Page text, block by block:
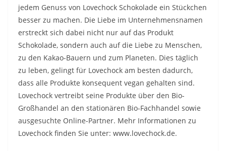
jedem Genuss von Lovechock Schokolade ein Stückchen
besser zu machen. Die Liebe im Unternehmensnamen
erstreckt sich dabei nicht nur auf das Produkt
Schokolade, sondern auch auf die Liebe zu Menschen,
zu den Kakao-Bauern und zum Planeten. Dies täglich
zu leben, gelingt für Lovechock am besten dadurch,
dass alle Produkte konsequent vegan gehalten sind.
Lovechock vertreibt seine Produkte über den Bio-
Großhandel an den stationären Bio-Fachhandel sowie
ausgesuchte Online-Partner. Mehr Informationen zu
Lovechock finden Sie unter: www.lovechock.de.